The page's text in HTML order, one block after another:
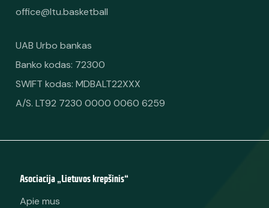
office@ltu.basketball
UAB Urbo bankas
Banko kodas: 72300
SWIFT kodas: MDBALT22XXX
A/S. LT92 7230 0000 0060 6259
Asociacija „Lietuvos krepšinis“
Apie mus